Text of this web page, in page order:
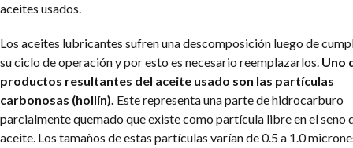
aceites usados.
Los aceites lubricantes sufren una descomposición luego de
su ciclo de operación y por esto es necesario reemplazarlos. Uno
productos resultantes del aceite usado son las partículas
carbonosas (hollín). Este representa una parte de hidrocarburo
parcialmente quemado que existe como partícula libre en el seno
aceite. Los tamaños de estas partículas varían de 0.5 a 1.0